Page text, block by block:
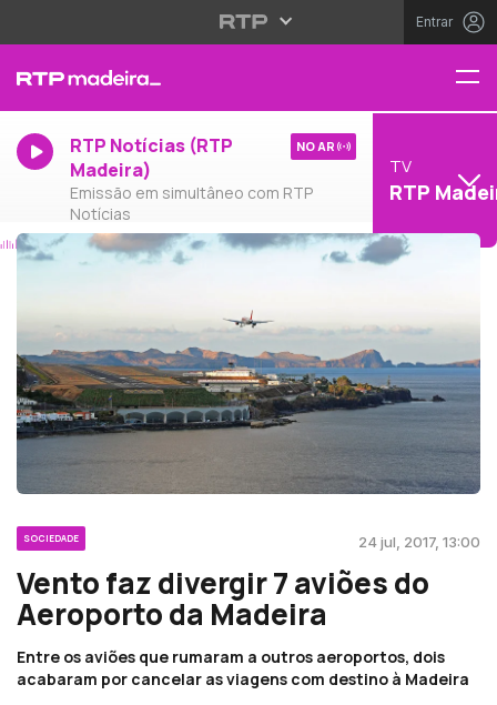
Entrar
RTP Notícias (RTP
Madeira)
Emissão em simultâneo com RTP
Notícias
NO AR
TV
RTP
SOCIEDADE 24 jul, 2017, 13:00
Vento faz divergir 7 aviões do
Aeroporto da Madeira
Entre os aviões que rumaram a outros aeroportos, dois
acabaram por cancelar as viagens com destino à Madeira